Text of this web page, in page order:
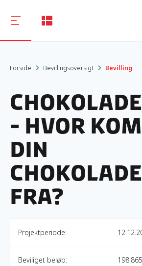
Forside Bevillingsoversigt Bevilling
- Hvor
din
fra?
Projektperiode:
Beviliget beløb: